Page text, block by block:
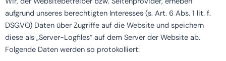
aufgrund unseres berechtigten Interesses (s. Art. 6 Abs. 1 lit. f.
DSGVO) Daten über Zugriffe auf die Website und speichern
diese als „Server-Logfiles“ auf dem Server der Website ab.
Folgende Daten werden so protokolliert: